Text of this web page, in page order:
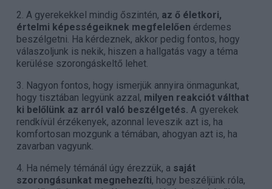
2. A gyerekekkel mindig őszintén, az ő életkori,
értelmi képességeiknek megfelelően érdemes
beszélgetni. Ha kérdeznek, akkor pedig fontos, hogy
válaszoljunk is nekik, hiszen a hallgatás vagy a téma
kerülése szorongáskeltő lehet.
3. Nagyon fontos, hogy ismerjük annyira önmagunkat,
hogy tisztában legyünk azzal, milyen reakciót válthat
ki belőlünk az arról való beszélgetés. A gyerekek
rendkívül érzékenyek, azonnal leveszik azt is, ha
komfortosan mozgunk a témában, ahogyan azt is, ha
zavarban vagyunk.
4. Ha némely témánál úgy érezzük, a saját
szorongásunkat megnehezíti, hogy beszéljünk róla,